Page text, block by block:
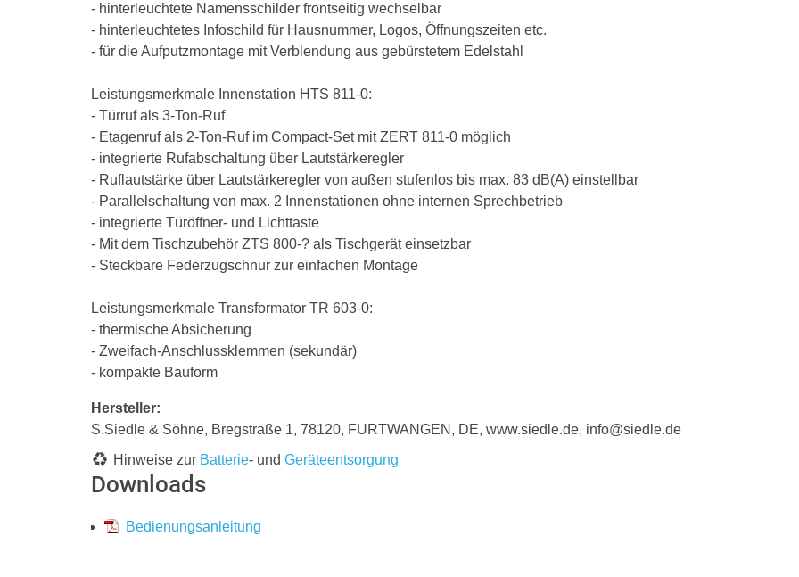
- hinterleuchtete Namensschilder frontseitig wechselbar
- hinterleuchtetes Infoschild für Hausnummer, Logos, Öffnungszeiten etc.
- für die Aufputzmontage mit Verblendung aus gebürstetem Edelstahl
Leistungsmerkmale Innenstation HTS 811-0:
- Türruf als 3-Ton-Ruf
- Etagenruf als 2-Ton-Ruf im Compact-Set mit ZERT 811-0 möglich
- integrierte Rufabschaltung über Lautstärkeregler
- Ruflautstärke über Lautstärkeregler von außen stufenlos bis max. 83 dB(A) einstellbar
- Parallelschaltung von max. 2 Innenstationen ohne internen Sprechbetrieb
- integrierte Türöffner- und Lichttaste
- Mit dem Tischzubehör ZTS 800-? als Tischgerät einsetzbar
- Steckbare Federzugschnur zur einfachen Montage
Leistungsmerkmale Transformator TR 603-0:
- thermische Absicherung
- Zweifach-Anschlussklemmen (sekundär)
- kompakte Bauform
Hersteller:
S.Siedle & Söhne, Bregstraße 1, 78120, FURTWANGEN, DE, www.siedle.de, info@siedle.de
Hinweise zur Batterie- und Geräteentsorgung
Downloads
Bedienungsanleitung